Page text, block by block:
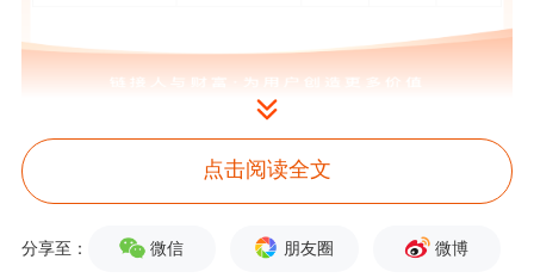
益盛药业
5月19日公告称，5月19日接待
通过"全景?路演天下"(http://ir.p5w.net)
参与2026年业绩网上说明会的广大投资
点击阅读全文
分享至： 微信 朋友圈 微博